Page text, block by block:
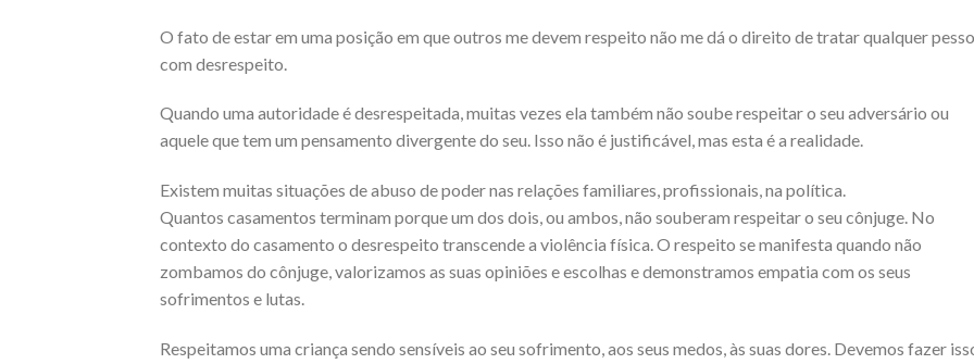
O fato de estar em uma posição em que outros me devem respeito não me dá o direito de tratar qualquer
com desrespeito.
Quando uma autoridade é desrespeitada, muitas vezes ela também não soube respeitar o seu adversário ou
aquele que tem um pensamento divergente do seu. Isso não é justificável, mas esta é a realidade.
Existem muitas situações de abuso de poder nas relações familiares, profissionais, na política.
Quantos casamentos terminam porque um dos dois, ou ambos, não souberam respeitar o seu cônjuge. No
contexto do casamento o desrespeito transcende a violência física. O respeito se manifesta quando não
zombamos do cônjuge, valorizamos as suas opiniões e escolhas e demonstramos empatia com os seus
sofrimentos e lutas.
Respeitamos uma criança sendo sensíveis ao seu sofrimento, aos seus medos, às suas dores. Devemos fazer